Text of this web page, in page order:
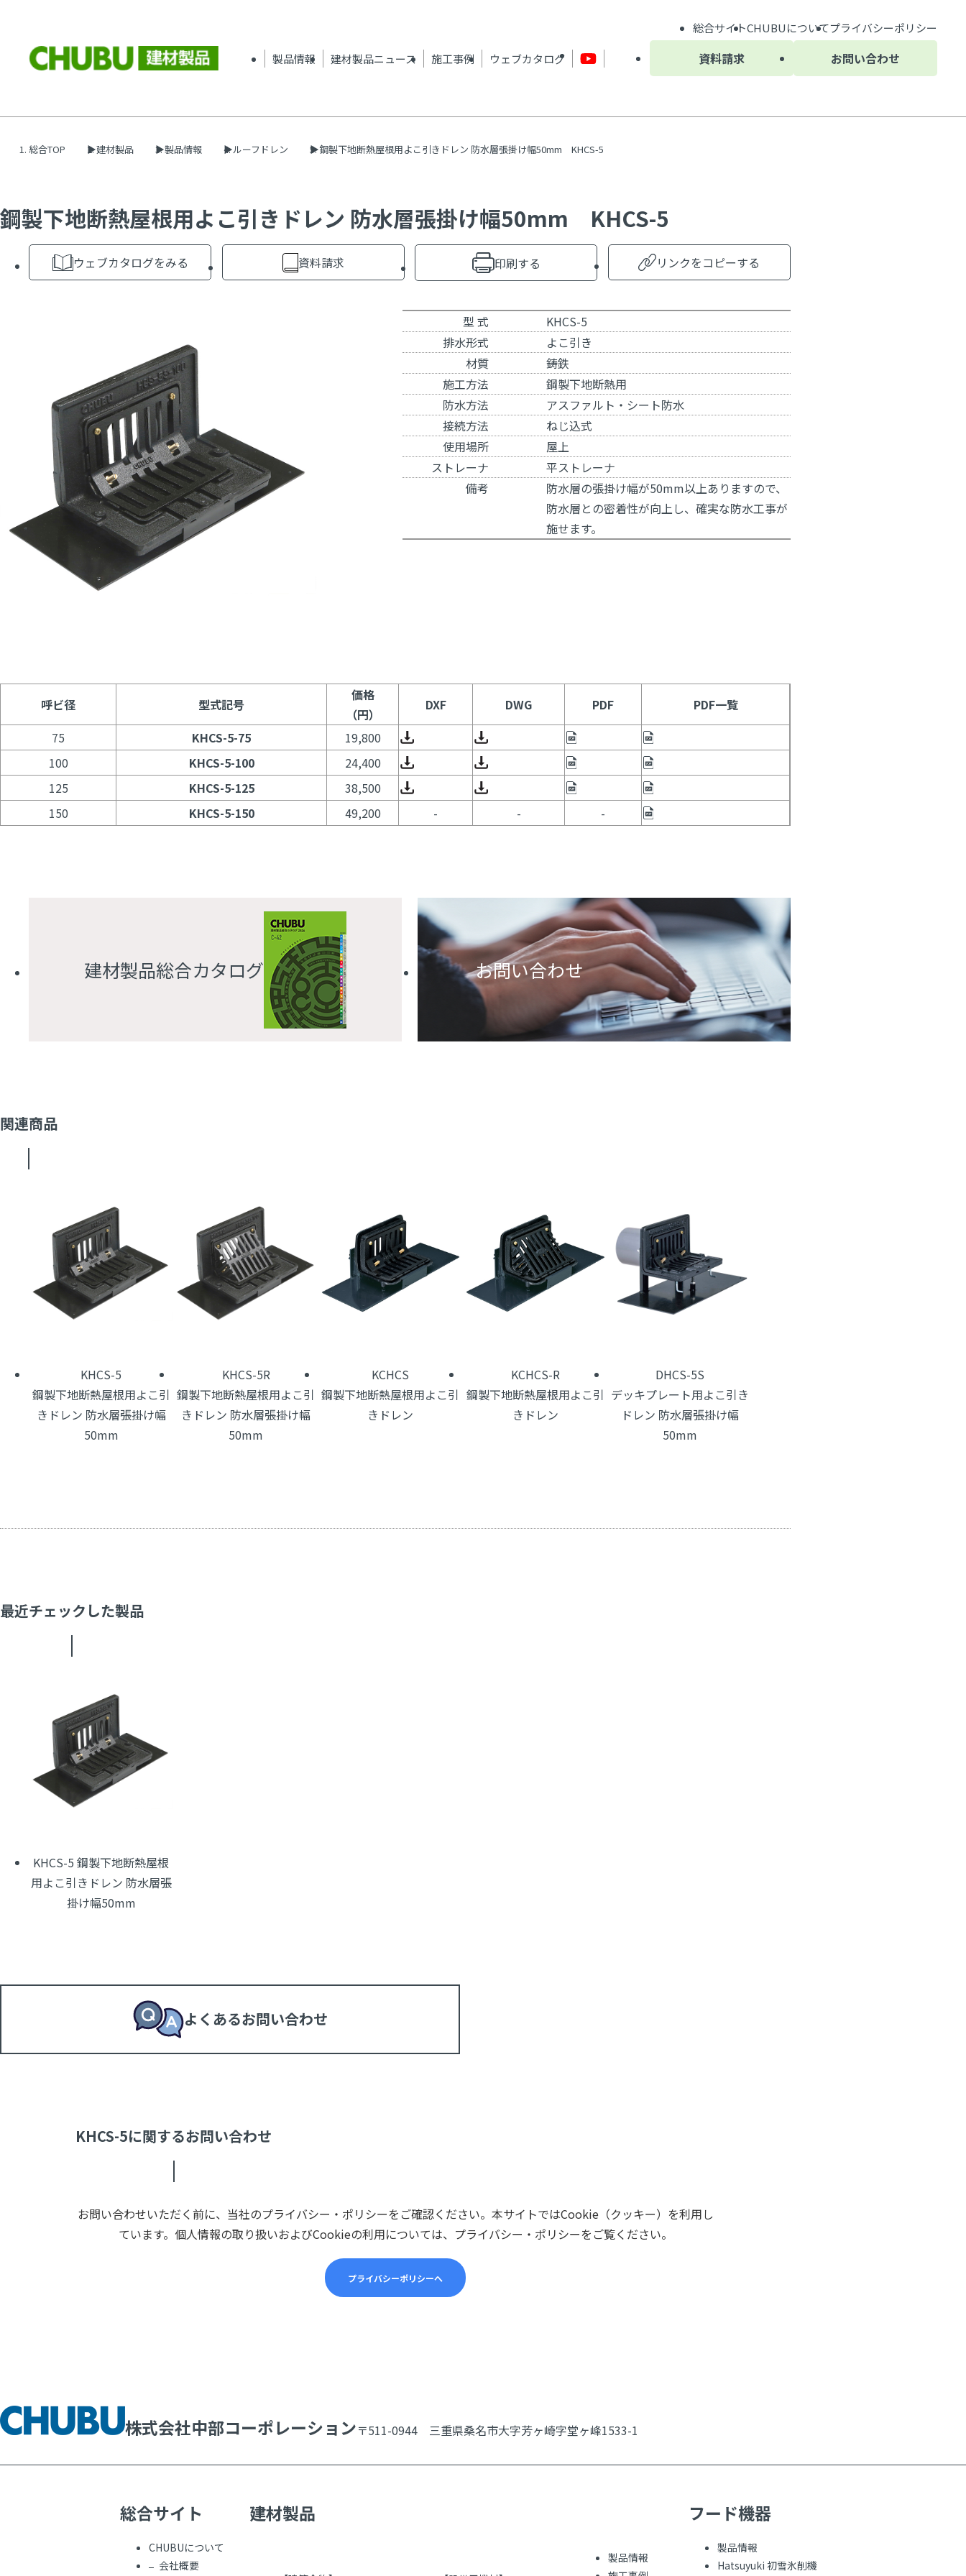
製品情報 建材製品ニュース 施工事例 ウェブカタログ 資料請求 お問い合わせ
総合サイトCHUBUについてプライバシーポリシー
総合TOP 建材製品 製品情報 ルーフドレン 鋼製下地断熱屋根用よこ引きドレン 防水層張掛け幅50mm KHCS-5
鋼製下地断熱屋根用よこ引きドレン 防水層張掛け幅50mm KHCS-5
ウェブカタログをみる 資料請求 印刷する リンクをコピーする
型 式
KHCS-5
排水形式
よこ引き
材質
鋳鉄
施工方法
鋼製下地断熱用
防水方法
アスファルト・シート防水
接続方法
ねじ込式
使用場所
屋上
ストレーナ
平ストレーナ
備考
防水層の張掛け幅が50mm以上ありますので、
防水層との密着性が向上し、確実な防水工事が
施せます。
呼ビ径 型式記号
価格
（円）
DXF DWG PDF
PDF一覧
75
KHCS-5-75
19,800
100
KHCS-5-100
24,400
125
KHCS-5-125
38,500
150
KHCS-5-150 49,200 - - -
建材製品総合カタログ お問い合わせ
関連商品
KHCS-5
鋼製下地断熱屋根用よこ引
きドレン 防水層張掛け幅
50mm
KHCS-5R
鋼製下地断熱屋根用よこ引
きドレン 防水層張掛け幅
50mm
KCHCS
鋼製下地断熱屋根用よこ引
きドレン
KCHCS-R
鋼製下地断熱屋根用よこ引
きドレン
DHCS-5S
デッキプレート用よこ引き
ドレン 防水層張掛け幅
50mm
最近チェックした製品
KHCS-5 鋼製下地断熱屋根
用よこ引きドレン 防水層張
掛け幅50mm
よくあるお問い合わせ
KHCS-5に関するお問い合わせ
お問い合わせいただく前に、当社のプライバシー・ポリシーをご確認ください。本サイトではCookie（クッキー）を利用し
ています。個人情報の取り扱いおよびCookieの利用については、プライバシー・ポリシーをご覧ください。
プライバシーポリシーへ
株式会社中部コーポレーション〒511-0944 三重県桑名市大字芳ヶ崎字堂ヶ峰1533-1
総合サイト
CHUBUについて
会社概要
建材製品
製品情報
フード機器
製品情報
Hatsuyuki 初雪氷削機